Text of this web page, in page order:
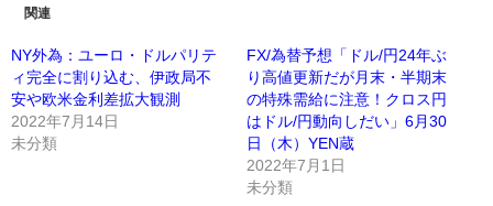
関連
NY外為：ユーロ・ドルパリテ
ィ完全に割り込む、伊政局不
安や欧米金利差拡大観測
2022年7月14日
未分類
FX/為替予想「ドル/円24年ぶ
り高値更新だが月末・半期末
の特殊需給に注意！クロス円
はドル/円動向しだい」6月30
日（木）YEN蔵
2022年7月1日
未分類